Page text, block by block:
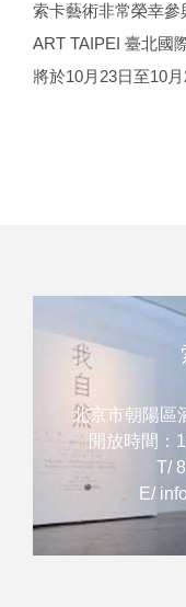
索卡藝術非常榮幸參
ART TAIPEI 臺北國
將於10月23日至10
赫曼、席時斌、閻
Kim Sunwoo（依姓
過人物、動物、自
個體與外部世界交
憶、情感、社會與
北京市朝陽區
開放時間：
T/
E/